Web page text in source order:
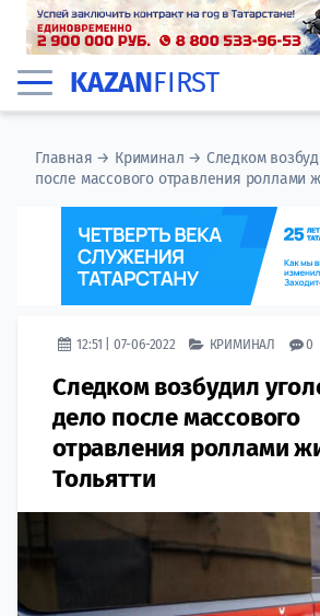
KAZANFIRST
Главная → Криминал → Следком
после массового отравления роллами
12:51 | 07-06-2022 КРИМИНАЛ 0
Следком возбудил
дело после массового
отравления роллами
Тольятти